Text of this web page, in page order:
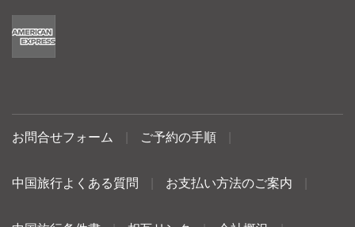
お問合せフォーム ご予約の手順
中国旅行よくある質問 お支払い方法のご案内